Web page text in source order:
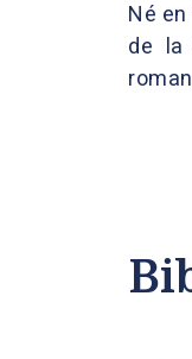
Né
de la